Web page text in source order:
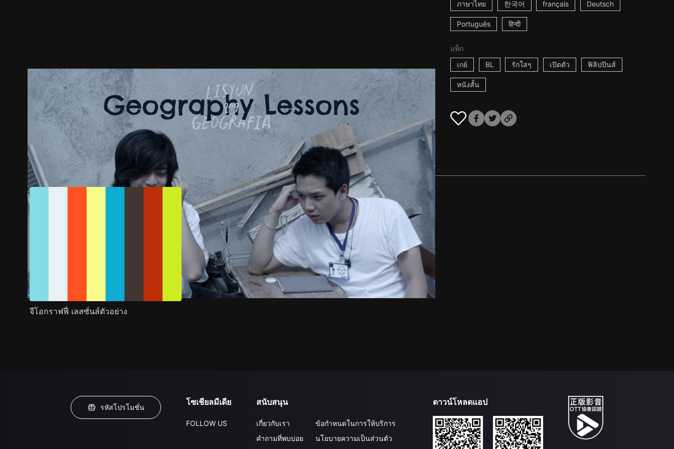
ภาษาไทย 한국어 français Deutsch
Português हिन्दी
แท็ก
เกย์
BL รักใสๆ เปิดตัว ฟิลิปปินส์
หนังสั้น
ตัวอย่าง ภาพนิ่ง เนื้อหาที่แนะนำ
จีโอกราฟฟี่ เลสซั่นส์ตัวอย่าง
รหัสโปรโมชั่น
โซเชียลมีเดีย
FOLLOW US
สนับสนุน
เกี่ยวกับเรา
คำถามที่พบบ่อย
ข้อกำหนดในการให้บริการ
นโยบายความเป็นส่วนตัว
ดาวน์โหลดแอป